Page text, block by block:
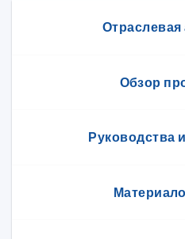
Отраслевая
Обзор
Руководства